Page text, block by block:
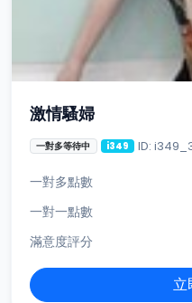
激情騷婦
一對多等待中 i349 ID:
一對多點數
一對一點數
滿意度評分
立